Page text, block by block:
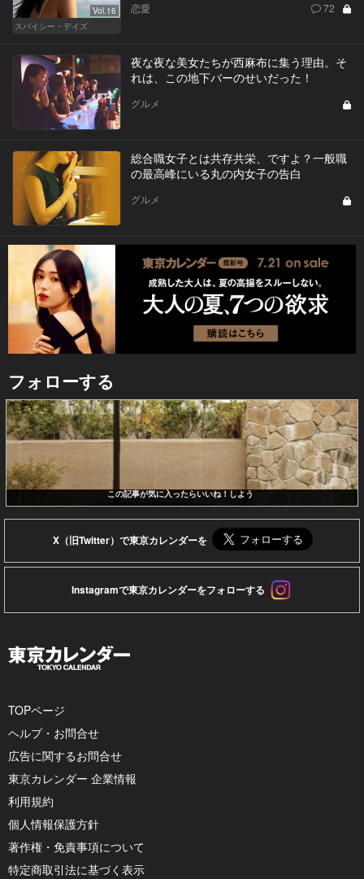
Vol.16
スパイシー・デイズ
恋愛 72
夜な夜な美女たちが西麻布に集う理由。そ
れは、この地下バーのせいだった！
グルメ
総合職女子とは共存共栄、ですよ？一般職
の最高峰にいる丸の内女子の告白
グルメ
フォローする
この記事が気に入ったらいいね！しよう
X（旧Twitter）で東京カレンダーを
Instagramで東京カレンダーをフォローする
TOPページ
ヘルプ・お問合せ
広告に関するお問合せ
東京カレンダー 企業情報
利用規約
個人情報保護方針
著作権・免責事項について
特定商取引法に基づく表示